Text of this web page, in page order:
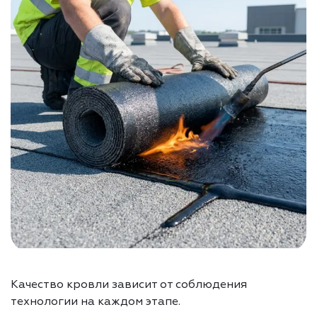
Качество кровли зависит от соблюдения
технологии на каждом этапе.